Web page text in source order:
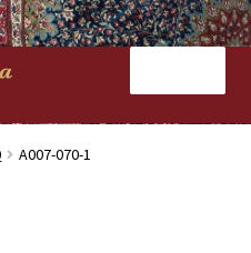
A007-070-1